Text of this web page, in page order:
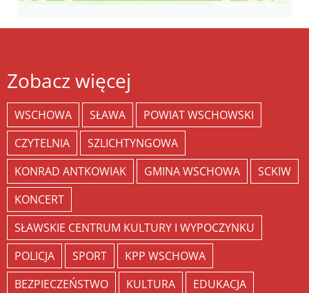
Zobacz więcej
WSCHOWA SŁAWA
POWIAT WSCHOWSKI
CZYTELNIA
SZLICHTYNGOWA
KONRAD ANTKOWIAK
GMINA WSCHOWA
SCKIW
KONCERT
SŁAWSKIE CENTRUM KULTURY I WYPOCZYNKU
POLICJA
SPORT
KPP WSCHOWA
BEZPIECZEŃSTWO
KULTURA
EDUKACJA